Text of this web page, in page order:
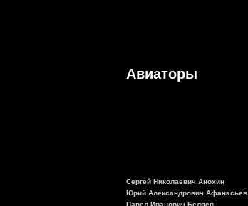
Авиаторы
Сергей Николаевич Анохин
Юрий Александрович Афанасьев
Павел Иванович Беляев